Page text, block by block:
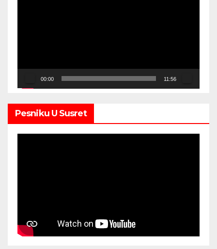
00:00 11:56
Pesniku U Susret